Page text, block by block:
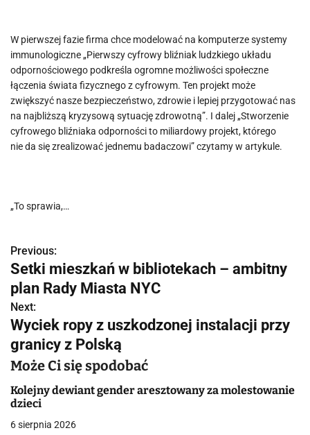
W pierwszej fazie firma chce modelować na komputerze systemy
immunologiczne „Pierwszy cyfrowy bliźniak ludzkiego układu
odpornościowego podkreśla ogromne możliwości społeczne
łączenia świata fizycznego z cyfrowym. Ten projekt może
zwiększyć nasze bezpieczeństwo, zdrowie i lepiej przygotować nas
na najbliższą kryzysową sytuację zdrowotną”. I dalej „Stworzenie
cyfrowego bliźniaka odporności to miliardowy projekt, którego
nie da się zrealizować jednemu badaczowi” czytamy w artykule.
„To sprawia,…
N
a
w
i
g
a
c
Previous:
Setki mieszkań w bibliotekach – ambitny
plan Rady Miasta NYC
Next:
Wyciek ropy z uszkodzonej instalacji przy
granicy z Polską
Może Ci się spodobać
Kolejny dewiant gender aresztowany za molestowanie
dzieci
6 sierpnia 2026